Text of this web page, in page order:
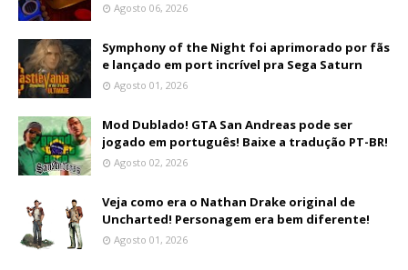
Agosto 06, 2026
Symphony of the Night foi aprimorado por fãs
e lançado em port incrível pra Sega Saturn
Agosto 01, 2026
Mod Dublado! GTA San Andreas pode ser
jogado em português! Baixe a tradução PT-BR!
Agosto 02, 2026
Veja como era o Nathan Drake original de
Uncharted! Personagem era bem diferente!
Agosto 01, 2026